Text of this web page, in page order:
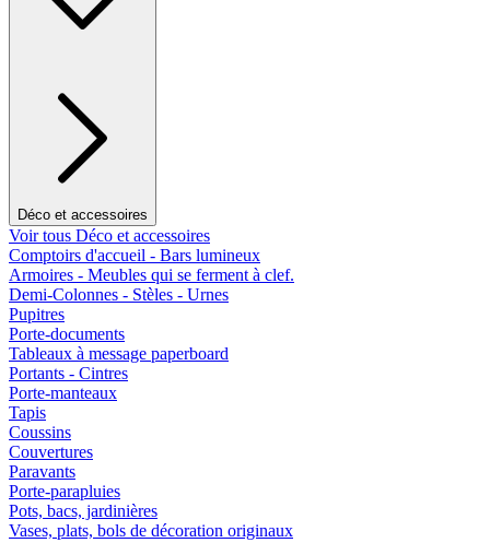
Déco et accessoires
Voir tous Déco et accessoires
Comptoirs d'accueil - Bars lumineux
Armoires - Meubles qui se ferment à clef.
Demi-Colonnes - Stèles - Urnes
Pupitres
Porte-documents
Tableaux à message paperboard
Portants - Cintres
Porte-manteaux
Tapis
Coussins
Couvertures
Paravants
Porte-parapluies
Pots, bacs, jardinières
Vases, plats, bols de décoration originaux